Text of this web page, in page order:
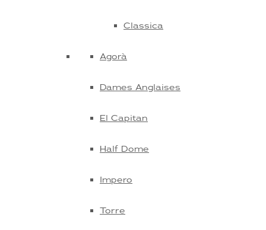
Classica
Agorà
Dames Anglaises
El Capitan
Half Dome
Impero
Torre